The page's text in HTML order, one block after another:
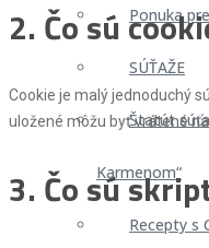
Ponuka
SÚŤAŽE
Štatút
Karmenom“
Recepty s
2. Čo sú
Cookie je malý jednoduchý
uložené môžu byť vrátené
3. Čo sú